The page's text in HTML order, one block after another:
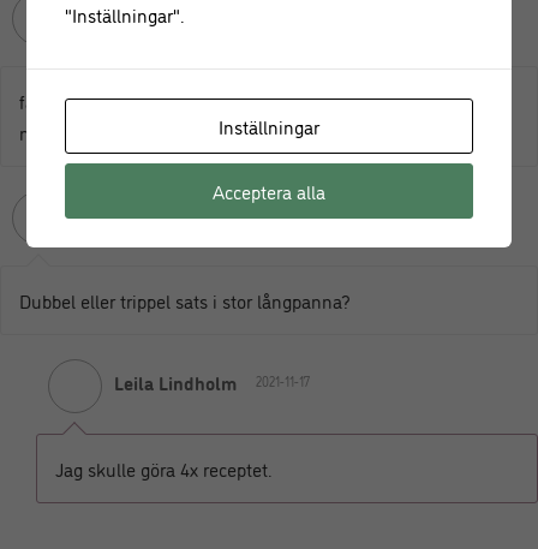
Lina 2022-04-15
fantastiskt god, stort tack för detta receptet den lär göras
många gånger till
Lena Svara
Dubbel eller trippel sats i stor långpanna?
Leila Lindholm 2021-11-17
Jag skulle göra 4x receptet.
"Inställningar".
Inställningar
Acceptera alla